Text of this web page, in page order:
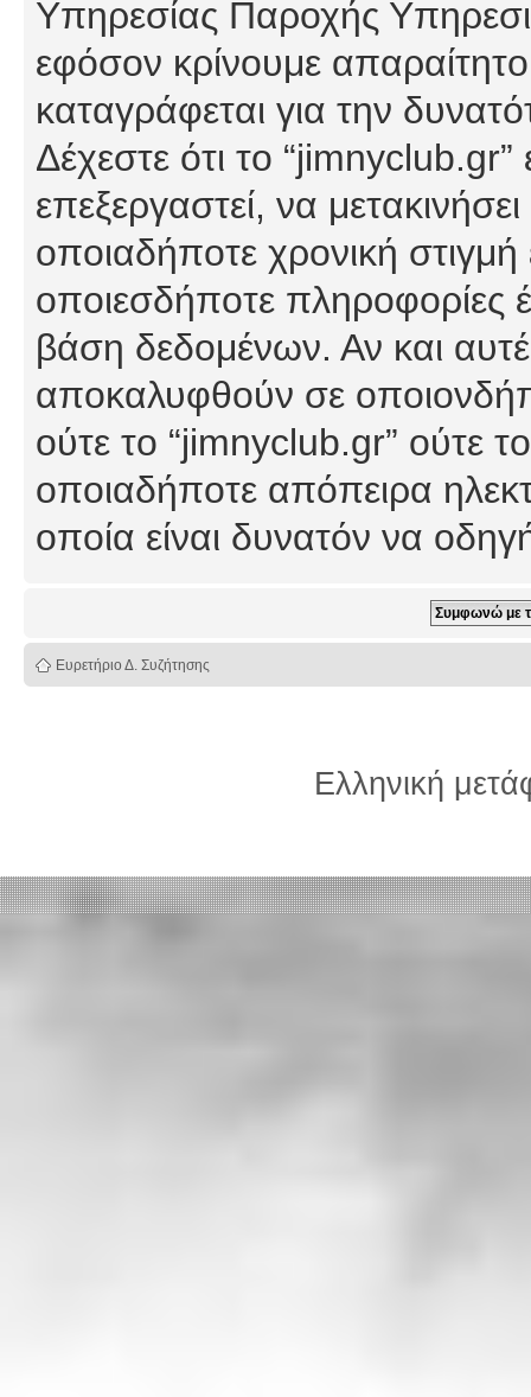
Υπηρεσίας Παροχής
εφόσον κρίνουμε
καταγράφεται για την
Δέχεστε ότι το
επεξεργαστεί, να
οποιαδήποτε χρονική στιγμή
οποιεσδήποτε πληροφορίες
βάση δεδομένων. Αν και
αποκαλυφθούν σε
ούτε το “jimnyclub.gr” ούτε
οποιαδήποτε απόπειρα
οποία είναι δυνατόν να
Ευρετήριο Δ. Συζήτησης
Ελληνική